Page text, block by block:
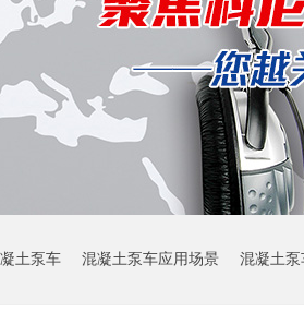
土泵车 混凝土泵车应用场景 混凝土泵